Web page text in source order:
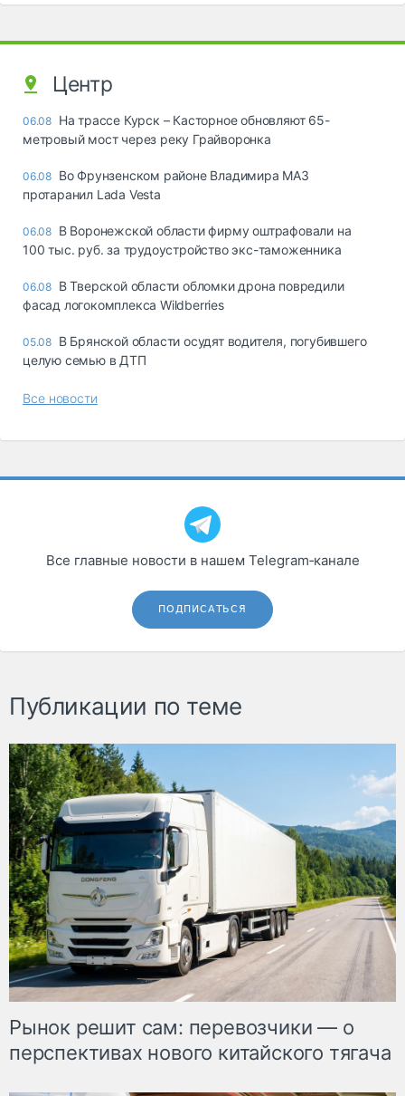
Центр
06.08 На трассе Курск – Касторное обновляют 65-
метровый мост через реку Грайворонка
06.08 Во Фрунзенском районе Владимира МАЗ
протаранил Lada Vesta
06.08 В Воронежской области фирму оштрафовали на
100 тыс. руб. за трудоустройство экс-таможенника
06.08 В Тверской области обломки дрона повредили
фасад логокомплекса Wildberries
05.08 В Брянской области осудят водителя, погубившего
целую семью в ДТП
Все новости
Все главные новости в нашем Telegram‑канале
ПОДПИСАТЬСЯ
Публикации по теме
Рынок решит сам: перевозчики — о
перспективах нового китайского тягача